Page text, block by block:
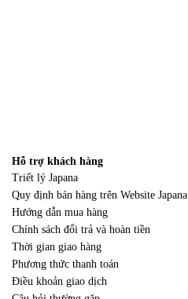
Hỗ trợ khách hàng
Triết lý Japana
Quy định bán hàng trên Website Japana
Hướng dẫn mua hàng
Chính sách đổi trả và hoàn tiền
Thời gian giao hàng
Phương thức thanh toán
Điều khoản giao dịch